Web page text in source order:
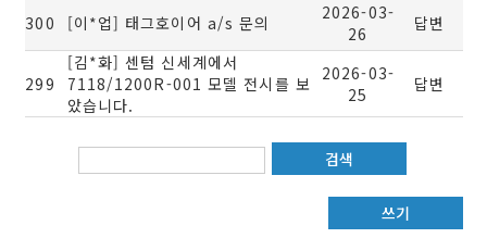
300 [이*업] 태그호이어 a/s 문의
2026-03-
26
답변
299
[김*화] 센텀 신세계에서
7118/1200R-001 모델 전시를 보
았습니다.
2026-03-
25
답변
검색
쓰기